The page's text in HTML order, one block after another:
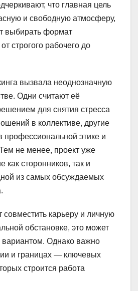
что главная цель
и свободную атмосферу,
выбирать формат
строгого рабочего до
вызвала неоднозначную
Одни считают её
для снятия стресса
в коллективе, другие
этике и
не менее, проект уже
как сторонников, так и
из самых обсуждаемых
совместить карьеру и личную
обстановке, это может
вариантом. Однако важно
и границах — ключевых
строится работа